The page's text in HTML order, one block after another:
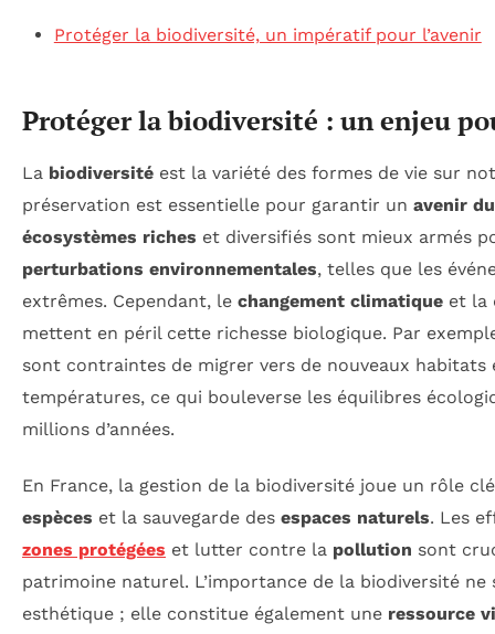
Protéger la biodiversité, un impératif pour l’avenir
Protéger la biodiversité : un enjeu
La biodiversité est la variété des formes de vie sur
préservation est essentielle pour garantir un avenir
écosystèmes riches et diversifiés sont mieux armés
perturbations environnementales, telles que les
extrêmes. Cependant, le changement climatique et la
mettent en péril cette richesse biologique. Par
sont contraintes de migrer vers de nouveaux habitats
températures, ce qui bouleverse les équilibres
millions d’années.
En France, la gestion de la biodiversité joue un rôle
espèces et la sauvegarde des espaces naturels. Les
zones protégées et lutter contre la pollution sont
patrimoine naturel. L’importance de la biodiversité ne
esthétique ; elle constitue également une ressource